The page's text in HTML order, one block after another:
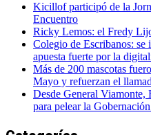
Kicillof participó de la
Encuentro
Ricky Lemos: el Fredy
Colegio de Escribanos: se
apuesta fuerte por la
Más de 200 mascotas
Mayo y refuerzan el
Desde General Viamonte,
para pelear la